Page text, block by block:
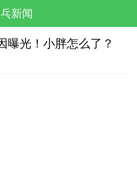
新闻
曝光！小胖怎么了？